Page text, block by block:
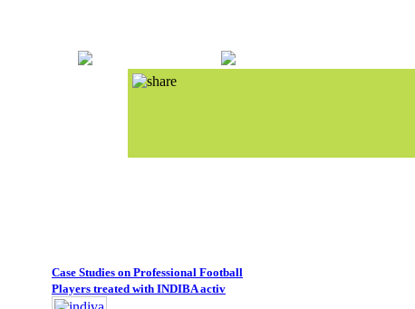
Case Studies on Professional Football
Players treated with INDIBA activ